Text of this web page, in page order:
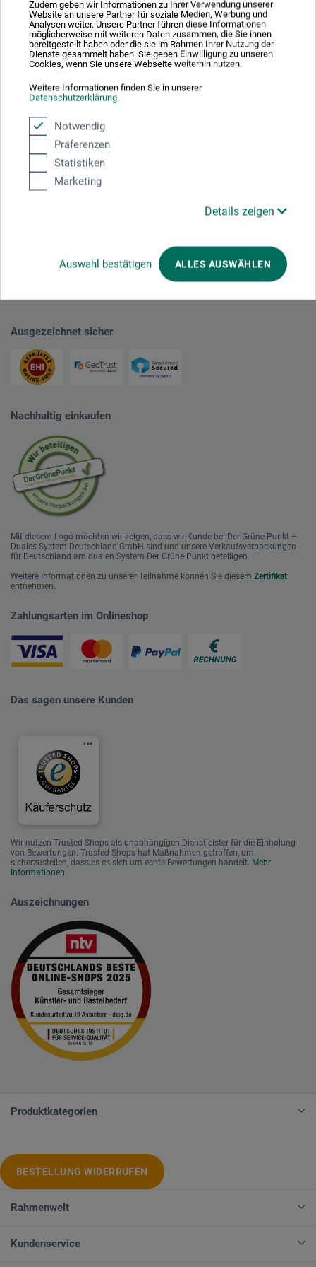
Zudem geben wir Informationen zu Ihrer Verwendung unserer
Website an unsere Partner für soziale Medien, Werbung und
Analysen weiter. Unsere Partner führen diese Informationen
möglicherweise mit weiteren Daten zusammen, die Sie ihnen
bereitgestellt haben oder die sie im Rahmen Ihrer Nutzung der
Dienste gesammelt haben. Sie geben Einwilligung zu unseren
Cookies, wenn Sie unsere Webseite weiterhin nutzen.
Weitere Informationen finden Sie in unserer
Datenschutzerklärung.
Notwendig
Präferenzen
Statistiken
Marketing
Details zeigen
Auswahl bestätigen ALLES AUSWÄHLEN
selbst gemachtem Kreidegrund oder gebrauchsfertigem
Gesso. Das Inspirationsthema zeigt, wie spontane Monotypien
schneller Skizzen mit Gel-Platten gedruckt werden können, und
die Hintergrundstory beschäftigt sich mit dem Bronzeguss und
interessante Materialtipps, Ausstellungshinweise und natürlich
Empfehlungen für schöne Bücher, die auf jedem Gabentisch
willkommen sind.
Dies alles und noch viel mehr auch online:
Ausgezeichnet sicher
Nachhaltig einkaufen
Mit diesem Logo möchten wir zeigen, dass wir Kunde bei Der Grüne Punkt –
Duales System Deutschland GmbH sind und unsere Verkaufsverpackungen
für Deutschland am dualen System Der Grüne Punkt beteiligen.
Weitere Informationen zu unserer Teilnahme können Sie diesem Zertifikat
entnehmen.
Zahlungsarten im Onlineshop
Das sagen unsere Kunden
Wir nutzen Trusted Shops als unabhängigen Dienstleister für die Einholung
von Bewertungen. Trusted Shops hat Maßnahmen getroffen, um
sicherzustellen, dass es es sich um echte Bewertungen handelt. Mehr
Informationen
Auszeichnungen
Produktkategorien
BESTELLUNG WIDERRUFEN
Rahmenwelt
Kundenservice